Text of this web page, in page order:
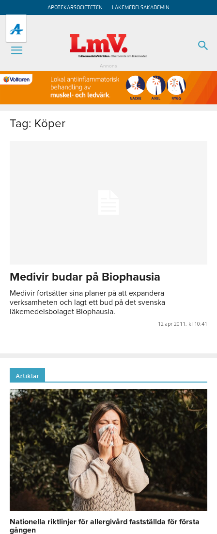
APOTEKARSOCIETETEN LÄKEMEDELSAKADEMIN
Annons
Tag: Köper
Medivir budar på Biophausia
Medivir fortsätter sina planer på att expandera
verksamheten och lagt ett bud på det svenska
läkemedelsbolaget Biophausia.
12 apr 2011, kl 10:41
Artiklar
Nationella riktlinjer för allergivård fastställda för första
gången